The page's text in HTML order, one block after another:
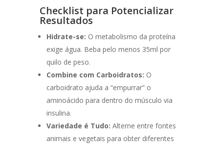
Checklist para Potencializar
Resultados
Hidrate-se: O metabolismo da proteína
exige água. Beba pelo menos 35ml por
quilo de peso.
Combine com Carboidratos: O
carboidrato ajuda a “empurrar” o
aminoácido para dentro do músculo via
insulina.
Variedade é Tudo: Alterne entre fontes
animais e vegetais para obter diferentes